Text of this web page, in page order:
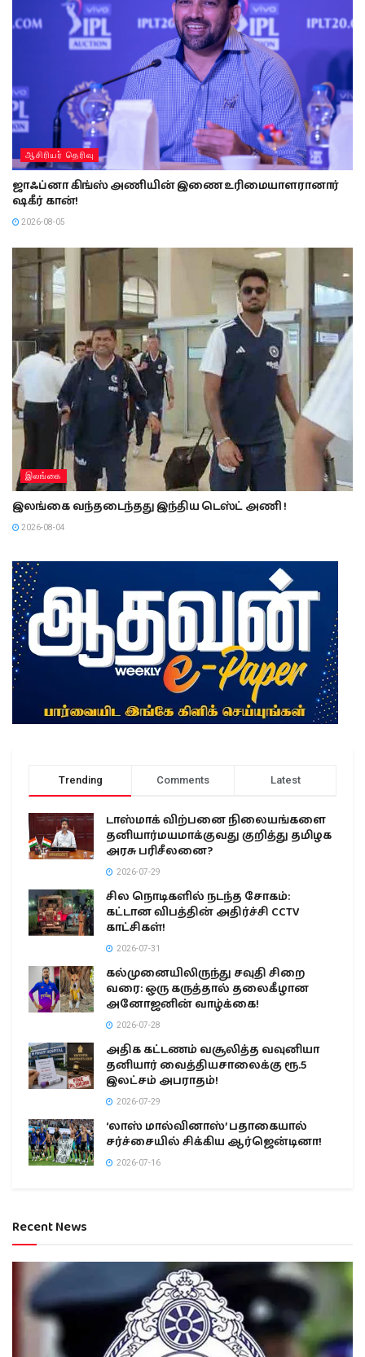
ஆசிரியர் தெரிவு
ஜாஃப்னா கிங்ஸ் அணியின் இணை உரிமையாளரானார்
ஷகீர் கான்!
2026-08-05
இலங்கை
இலங்கை வந்தடைந்தது இந்திய டெஸ்ட் அணி !
2026-08-04
Trending Comments Latest
டாஸ்மாக் விற்பனை நிலையங்களை
தனியார்மயமாக்குவது குறித்து தமிழக
அரசு பரிசீலனை?
2026-07-29
சில நொடிகளில் நடந்த சோகம்:
கட்டான விபத்தின் அதிர்ச்சி CCTV
காட்சிகள்!
2026-07-31
கல்முனையிலிருந்து சவுதி சிறை
வரை: ஒரு கருத்தால் தலைகீழான
அனோஜனின் வாழ்க்கை!
2026-07-28
அதிக கட்டணம் வசூலித்த வவுனியா
தனியார் வைத்தியசாலைக்கு ரூ.5
இலட்சம் அபராதம்!
2026-07-29
‘லாஸ் மால்வினாஸ்’ பதாகையால்
சர்ச்சையில் சிக்கிய ஆர்ஜென்டினா!
2026-07-16
Recent News